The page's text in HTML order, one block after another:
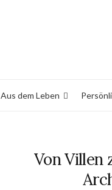
Aus dem Leben
Von Villen